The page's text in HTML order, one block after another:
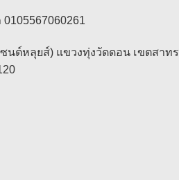
นต์หลุยส์) แขวงทุ่งวัดดอน เขตสาทร